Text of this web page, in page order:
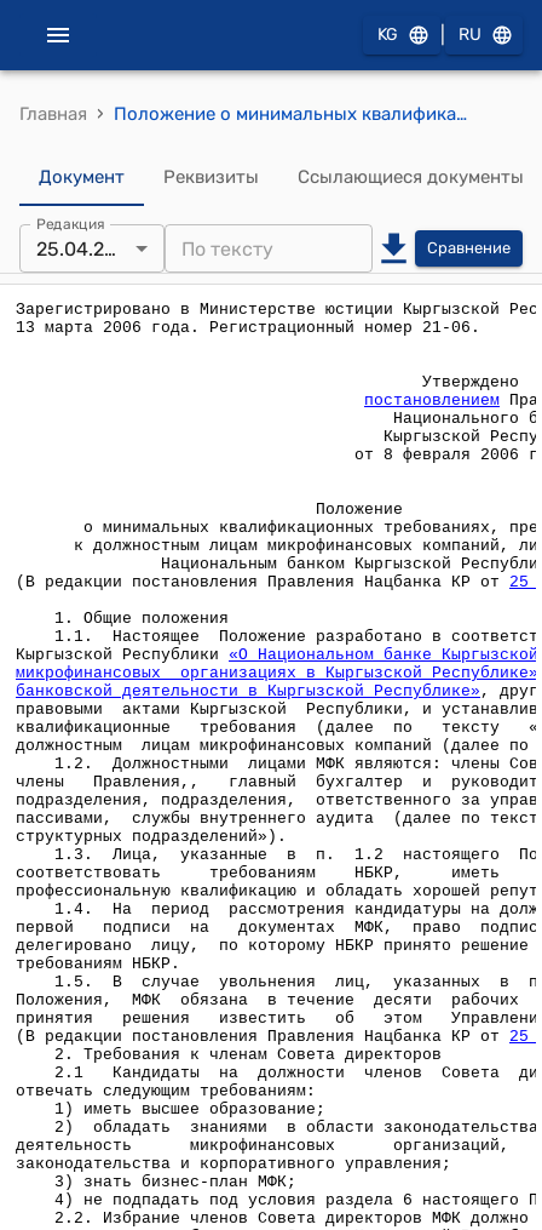
KG RU
Главная › Положение о минимальных квалификационных требованиях, предъявляемых к должностным лицам микрофинансовых компаний, лицензируемых Национальным банком Кыргызской Республики (Утверждено постановлением Правления Национального банка Кыргызской Республики от 8 февраля 2006 года № 4/2)
Документ Реквизиты Ссылающиеся документы
Редакция
25.04.2012 Сравнение